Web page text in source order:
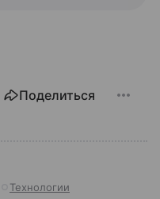
Поделиться
Технологии